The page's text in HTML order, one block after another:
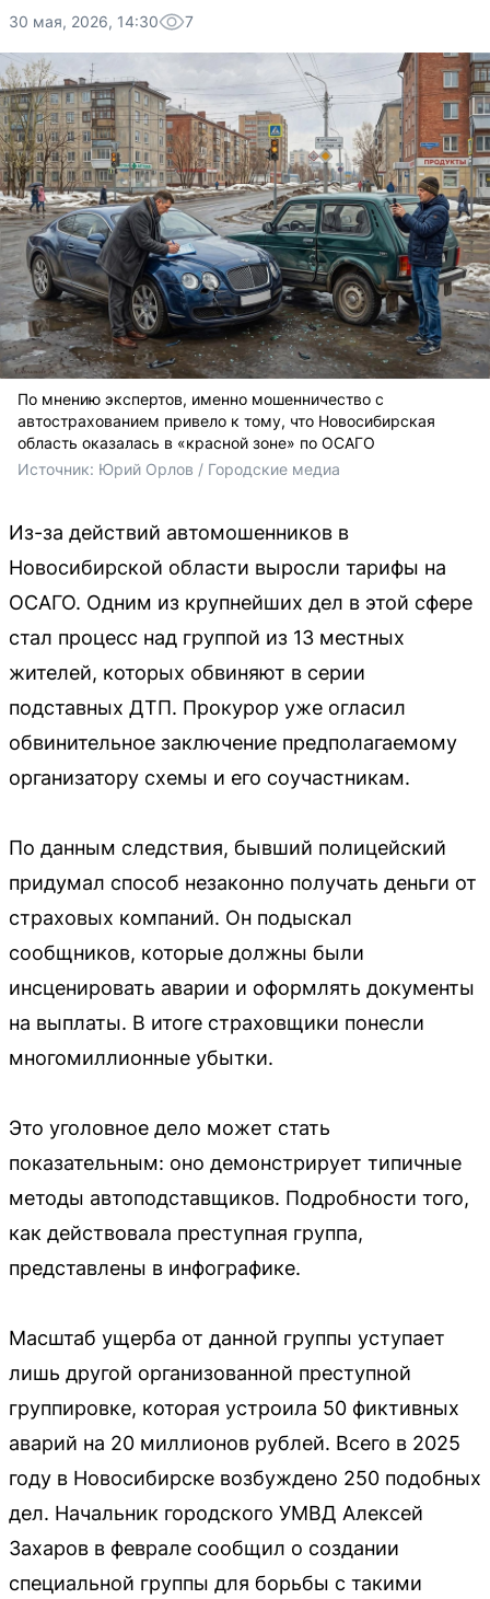
30 мая, 2026, 14:30 7
По мнению экспертов, именно мошенничество с
автострахованием привело к тому, что Новосибирская
область оказалась в «красной зоне» по ОСАГО
Источник: Юрий Орлов / Городские медиа
Из-за действий автомошенников в
Новосибирской области выросли тарифы на
ОСАГО. Одним из крупнейших дел в этой сфере
стал процесс над группой из 13 местных
жителей, которых обвиняют в серии
подставных ДТП. Прокурор уже огласил
обвинительное заключение предполагаемому
организатору схемы и его соучастникам.
По данным следствия, бывший полицейский
придумал способ незаконно получать деньги от
страховых компаний. Он подыскал
сообщников, которые должны были
инсценировать аварии и оформлять документы
на выплаты. В итоге страховщики понесли
многомиллионные убытки.
Это уголовное дело может стать
показательным: оно демонстрирует типичные
методы автоподставщиков. Подробности того,
как действовала преступная группа,
представлены в инфографике.
Масштаб ущерба от данной группы уступает
лишь другой организованной преступной
группировке, которая устроила 50 фиктивных
аварий на 20 миллионов рублей. Всего в 2025
году в Новосибирске возбуждено 250 подобных
дел. Начальник городского УМВД Алексей
Захаров в феврале сообщил о создании
специальной группы для борьбы с такими